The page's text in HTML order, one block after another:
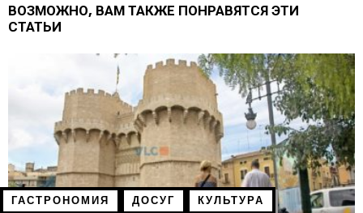
ВОЗМОЖНО, ВАМ ТАКЖЕ ПОНРАВЯТСЯ ЭТИ
СТАТЬИ
ГАСТРОНОМИЯ ДОСУГ КУЛЬТУРА